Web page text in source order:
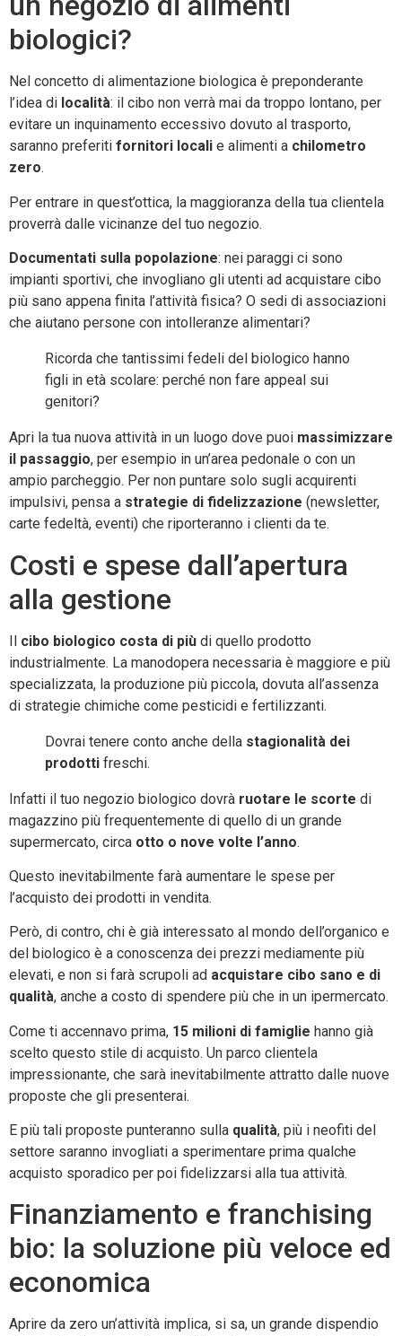
biologici?
Nel concetto di alimentazione biologica è preponderante
l’idea di località: il cibo non verrà mai da troppo lontano, per
evitare un inquinamento eccessivo dovuto al trasporto,
saranno preferiti fornitori locali e alimenti a chilometro
zero.
Per entrare in quest’ottica, la maggioranza della tua clientela
proverrà dalle vicinanze del tuo negozio.
Documentati sulla popolazione: nei paraggi ci sono
impianti sportivi, che invogliano gli utenti ad acquistare cibo
più sano appena finita l’attività fisica? O sedi di associazioni
che aiutano persone con intolleranze alimentari?
Ricorda che tantissimi fedeli del biologico hanno
figli in età scolare: perché non fare appeal sui
genitori?
Apri la tua nuova attività in un luogo dove puoi massimizzare
il passaggio, per esempio in un’area pedonale o con un
ampio parcheggio. Per non puntare solo sugli acquirenti
impulsivi, pensa a strategie di fidelizzazione (newsletter,
carte fedeltà, eventi) che riporteranno i clienti da te.
Costi e spese dall’apertura
alla gestione
Il cibo biologico costa di più di quello prodotto
industrialmente. La manodopera necessaria è maggiore e più
specializzata, la produzione più piccola, dovuta all’assenza
di strategie chimiche come pesticidi e fertilizzanti.
Dovrai tenere conto anche della stagionalità dei
prodotti freschi.
Infatti il tuo negozio biologico dovrà ruotare le scorte di
magazzino più frequentemente di quello di un grande
supermercato, circa otto o nove volte l’anno.
Questo inevitabilmente farà aumentare le spese per
l’acquisto dei prodotti in vendita.
Però, di contro, chi è già interessato al mondo dell’organico e
del biologico è a conoscenza dei prezzi mediamente più
elevati, e non si farà scrupoli ad acquistare cibo sano e di
qualità, anche a costo di spendere più che in un ipermercato.
Come ti accennavo prima, 15 milioni di famiglie hanno già
scelto questo stile di acquisto. Un parco clientela
impressionante, che sarà inevitabilmente attratto dalle nuove
proposte che gli presenterai.
E più tali proposte punteranno sulla qualità, più i neofiti del
settore saranno invogliati a sperimentare prima qualche
acquisto sporadico per poi fidelizzarsi alla tua attività.
Finanziamento e franchising
bio: la soluzione più veloce ed
economica
Aprire da zero un’attività implica, si sa, un grande dispendio